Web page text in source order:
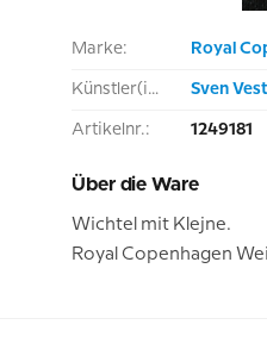
Marke: Royal
Künstler(in): Sven
Artikelnr.: 1249181
Über die Ware
Wichtel mit Klejne.
Royal Copenhagen